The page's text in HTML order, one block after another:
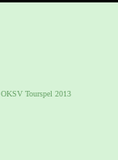
OKSV Tourspel 2013